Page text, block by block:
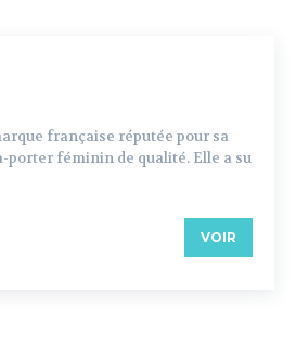
française réputée pour sa
porter féminin de qualité. Elle a su
VOIR